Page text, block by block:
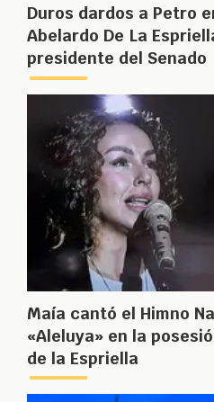
Duros dardos a Petro
Abelardo De La
presidente del Senado
Maía cantó el Himno
«Aleluya» en la
de la Espriella